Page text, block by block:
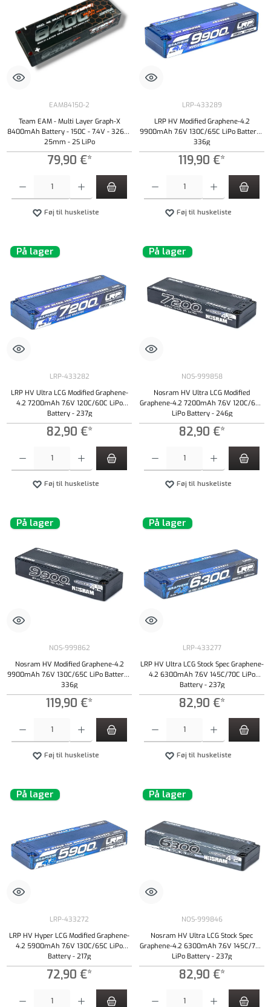
EAM84150-2
Team EAM - Multi Layer Graph-X
8400mAh Battery - 150C - 7.4V - 326g -
25mm - 2S LiPo
79,90 €*
Føj til huskeliste
LRP-433289
LRP HV Modified Graphene-4.2
9900mAh 7.6V 130C/65C LiPo Battery -
336g
119,90 €*
Føj til huskeliste
På lager
LRP-433282
LRP HV Ultra LCG Modified Graphene-
4.2 7200mAh 7.6V 120C/60C LiPo
Battery - 237g
82,90 €*
Føj til huskeliste
På lager
NOS-999858
Nosram HV Ultra LCG Modified
Graphene-4.2 7200mAh 7.6V 120C/60C
LiPo Battery - 246g
82,90 €*
Føj til huskeliste
På lager
NOS-999862
Nosram HV Modified Graphene-4.2
9900mAh 7.6V 130C/65C LiPo Battery -
336g
119,90 €*
Føj til huskeliste
På lager
LRP-433277
LRP HV Ultra LCG Stock Spec Graphene-
4.2 6300mAh 7.6V 145C/70C LiPo
Battery - 237g
82,90 €*
Føj til huskeliste
På lager
LRP-433272
LRP HV Hyper LCG Modified Graphene-
4.2 5900mAh 7.6V 130C/65C LiPo
Battery - 217g
72,90 €*
På lager
NOS-999846
Nosram HV Ultra LCG Stock Spec
Graphene-4.2 6300mAh 7.6V 145C/70C
LiPo Battery - 237g
82,90 €*